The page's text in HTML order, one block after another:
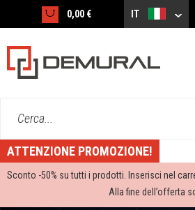
0,00 € IT
Cerca...
ATTENZIONE PROMOZIONE!
Sconto -50% su tutti i prodotti. Inserisci nel
Alla fine dell’offerta